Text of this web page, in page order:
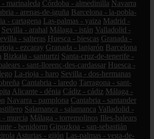
marinaleda Córdoba - almedinilla Navarra
- arenas-de-iguña Barcelona - la-pobla-
- cartagena Las-palmas - yaiza Madrid -
Sevilla - arahal Málaga - istán Valladolid -
- salteras Huesca - biescas Granada -
- ezcaray Granada - lanjarón Barcelona
Bizkaia - santurtzi Santa-cruz-de-tenerife -
- sant-llorenç-des-cardassar Huesca -
La-rioja - haro Sevilla - dos-hermanas
Cantabria - laredo Tarragona - sant-
Alicante - dénia Cádiz - cádiz Málaga -
Navarra - pamplona Cantabria - santander
Salamanca - salamanca Valladolid -
- murcia Málaga - torremolinos Illes-balears
- benidorm Gipuzkoa - san-sebastián
Asturias - gijón Las-palmas - vega-de-